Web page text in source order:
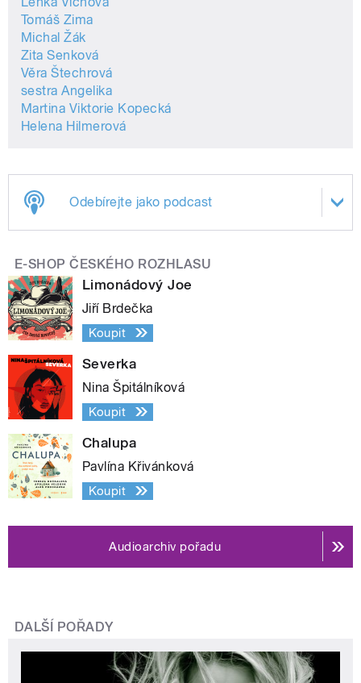
Tomáš Zima
Michal Žák
Zita Senková
Věra Štechrová
sestra Angelika
Martina Viktorie Kopecká
Helena Hilmerová
Odebírejte jako podcast
E-SHOP ČESKÉHO ROZHLASU
Limonádový Joe
Jiří Brdečka
Koupit
Severka
Nina Špitálníková
Koupit
Chalupa
Pavlína Křivánková
Koupit
Audioarchiv pořadu
DALŠÍ POŘADY